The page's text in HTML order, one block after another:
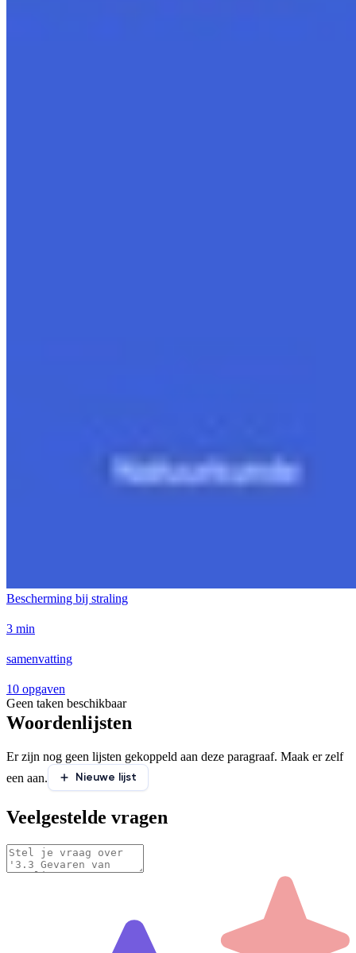
Bescherming bij straling
3 min
samenvatting
10 opgaven
Geen taken beschikbaar
Woordenlijsten
Er zijn nog geen lijsten gekoppeld aan deze paragraaf. Maak er zelf
een aan.
Nieuwe lijst
Veelgestelde vragen